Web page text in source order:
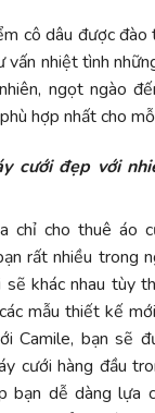
cô dâu được đào
vấn nhiệt tình
ngọt ngào
hợp nhất cho
cưới đẹp với
chỉ cho thuê áo
rất nhiều trong
khác nhau tùy
mẫu thiết kế
Camile, bạn sẽ
cưới hàng đầu
bạn dễ dàng lựa